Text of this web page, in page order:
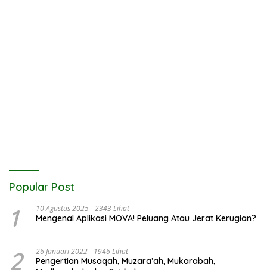
Popular Post
1 10 Agustus 2025 2343 Lihat
Mengenal Aplikasi MOVA! Peluang Atau Jerat Kerugian?
2 26 Januari 2022 1946 Lihat
Pengertian Musaqah, Muzara’ah, Mukarabah,